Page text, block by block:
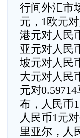
行间外汇市
元，1欧元
港元对人民
亚元对人民
坡元对人民
大元对人民
元对
布，人民币
人民币1元
里亚尔，人